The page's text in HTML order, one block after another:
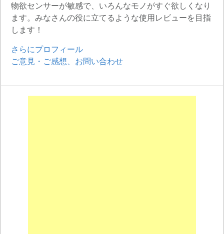
物欲センサーが敏感で、いろんなモノがすぐ欲しくなり
ます。みなさんの役に立てるような使用レビューを目指
します！
さらにプロフィール
ご意見・ご感想、お問い合わせ